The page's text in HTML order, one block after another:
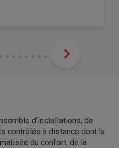
d’installations, de
contrôlés à distance dont la
du confort, de la